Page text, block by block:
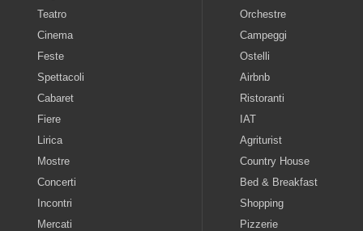
Teatro
Cinema
Feste
Spettacoli
Cabaret
Fiere
Lirica
Mostre
Concerti
Incontri
Mercati
Orchestre
Campeggi
Ostelli
Airbnb
Ristoranti
IAT
Agriturist
Country House
Bed & Breakfast
Shopping
Pizzerie